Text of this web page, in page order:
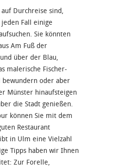
Durchreise sind,
Fall einige
Sie könnten
Am Fuß der
über der Blau,
malerische Fischer-
oder aber
Münster hinaufsteigen
die Stadt genießen.
können Sie mit dem
Restaurant
in Ulm eine Vielzahl
Tipps haben wir Ihnen
Zur Forelle,